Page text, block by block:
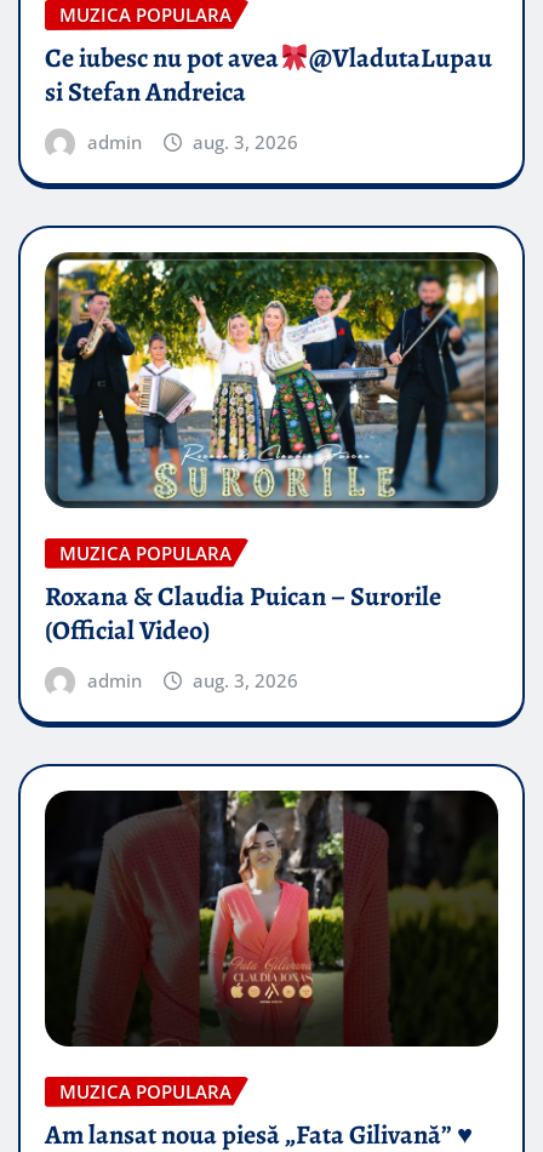
MUZICA POPULARA
Ce iubesc nu pot avea
​@VladutaLupau
si Stefan Andreica
admin aug. 3, 2026
MUZICA POPULARA
Roxana & Claudia Puican – Surorile
(Official Video)
admin aug. 3, 2026
MUZICA POPULARA
Am lansat noua piesă „Fata Gilivană” ♥️